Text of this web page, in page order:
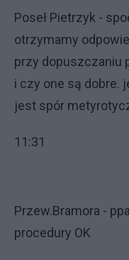
Poseł Pietrzyk -
otrzymamy
przy dopuszczaniu
i czy one są dobre.
jest spór
11:31
Przew.Bramora -
procedury OK